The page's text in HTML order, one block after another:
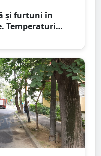
și furtuni în
Temperaturi
și grindină